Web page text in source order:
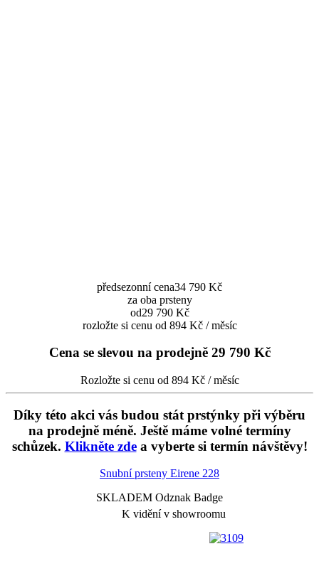
předsezonní cena34 790 Kč
za oba prsteny
od29 790 Kč
rozložte si cenu od 894 Kč / měsíc
Cena se slevou na prodejně 29 790 Kč
Rozložte si cenu od 894 Kč / měsíc
Díky této akci vás budou stát prstýnky při výběru
na prodejně méně. Ještě máme volné termíny
schůzek. Klikněte zdea vyberte si termín návštěvy!
Snubní prsteny Eirene 228
SKLADEM Odznak Badge
K vidění v showroomu